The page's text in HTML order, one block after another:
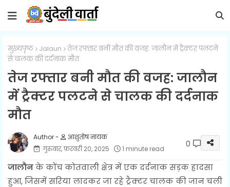
मुख्यपृष्ठ Jalaun
तेज रफ्तार बनी मौत की वजह: जालौन में ट्रैक्टर पलटने
से चालक की दर्दनाक मौत
तेज रफ्तार बनी मौत की वजह: जालौन
में ट्रैक्टर पलटने से चालक की दर्दनाक
मौत
आशुतोष नायक
गुरुवार, फ़रवरी 20, 2025
1 minute read 0
जालौनके कोंच कोतवाली क्षेत्र में एक दर्दनाक सड़क हादसा
हुआ, जिसमें सरिया लादकर जा रहे ट्रैक्टर चालक की जान चली